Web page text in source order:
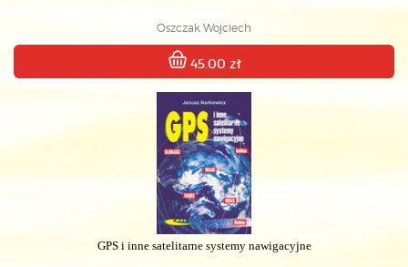
Oszczak Wojciech
45.00 zł
GPS i inne satelitarne systemy nawigacyjne